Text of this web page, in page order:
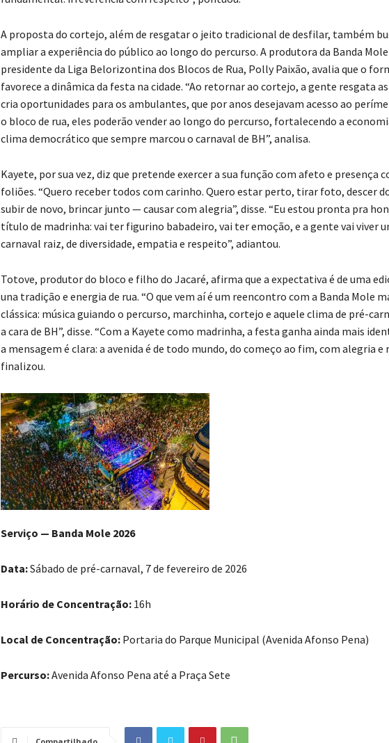
A proposta do cortejo, além de resgatar o jeito tradicional de desfilar, também
ampliar a experiência do público ao longo do percurso. A produtora da Banda Mole
presidente da Liga Belorizontina dos Blocos de Rua, Polly Paixão, avalia que o
favorece a dinâmica da festa na cidade. “Ao retornar ao cortejo, a gente resgata
cria oportunidades para os ambulantes, que por anos desejavam acesso ao
o bloco de rua, eles poderão vender ao longo do percurso, fortalecendo a
clima democrático que sempre marcou o carnaval de BH”, analisa.
Kayete, por sua vez, diz que pretende exercer a sua função com afeto e presença
foliões. “Quero receber todos com carinho. Quero estar perto, tirar foto, descer
subir de novo, brincar junto — causar com alegria”, disse. “Eu estou pronta pra
título de madrinha: vai ter figurino babadeiro, vai ter emoção, e a gente vai viver
carnaval raiz, de diversidade, empatia e respeito”, adiantou.
Totove, produtor do bloco e filho do Jacaré, afirma que a expectativa é de uma
una tradição e energia de rua. “O que vem aí é um reencontro com a Banda Mole
clássica: música guiando o percurso, marchinha, cortejo e aquele clima de pré-
a cara de BH”, disse. “Com a Kayete como madrinha, a festa ganha ainda mais
a mensagem é clara: a avenida é de todo mundo, do começo ao fim, com alegria e
finalizou.
Serviço — Banda Mole 2026
Data:Sábado de pré-carnaval, 7 de fevereiro de 2026
Horário de Concentração:16h
Local de Concentração:Portaria do Parque Municipal (Avenida Afonso Pena)
Percurso:Avenida Afonso Pena até a Praça Sete